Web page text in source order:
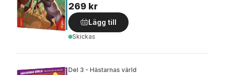
269 kr
Lägg till
Skickas
Del 3 - Hästarnas värld